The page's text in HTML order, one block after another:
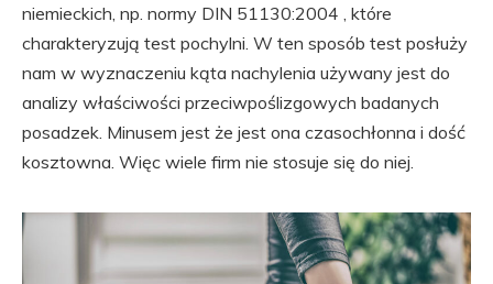
niemieckich, np. normy DIN 51130:2004 , które
charakteryzują test pochylni. W ten sposób test posłuży
nam w wyznaczeniu kąta nachylenia używany jest do
analizy właściwości przeciwpoślizgowych badanych
posadzek. Minusem jest że jest ona czasochłonna i dość
kosztowna. Więc wiele firm nie stosuje się do niej.